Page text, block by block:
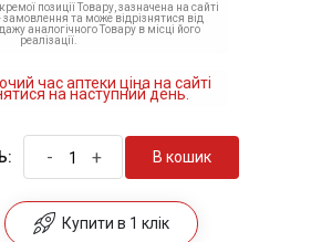
позиції Товару, зазначена на сайті
замовлення та може відрізнятися від
аналогічного Товару в місці його
реалізації.
час аптеки ціна на сайті
на наступний день.
- + В кошик
Купити в 1 клік